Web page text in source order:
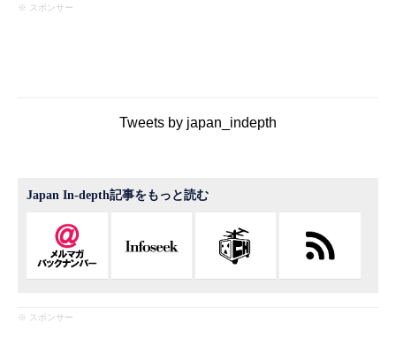
※ スポンサー
Tweets by japan_indepth
Japan In-depth記事をもっと読む
※ スポンサー